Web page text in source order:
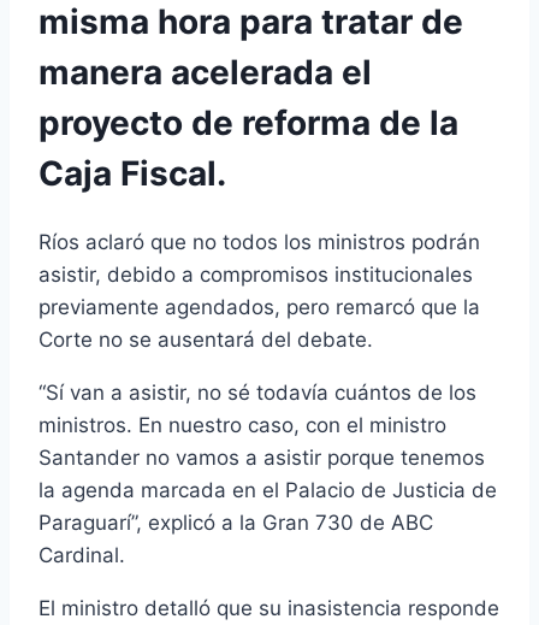
misma hora para tratar de
manera acelerada el
proyecto de reforma de la
Caja Fiscal.
Ríos aclaró que no todos los ministros podrán
asistir, debido a compromisos institucionales
previamente agendados, pero remarcó que la
Corte no se ausentará del debate.
“Sí van a asistir, no sé todavía cuántos de los
ministros. En nuestro caso, con el ministro
Santander no vamos a asistir porque tenemos
la agenda marcada en el Palacio de Justicia de
Paraguarí”, explicó a la Gran 730 de ABC
Cardinal.
El ministro detalló que su inasistencia responde